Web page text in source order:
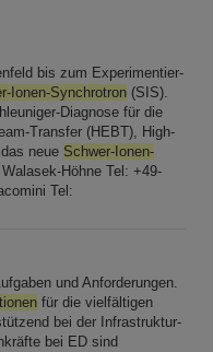
bis zum Experimentier-
Ionen-Synchrotron (SIS).
Diagnose für die
Transfer (HEBT), High-
neue Schwer-Ionen-
Höhne Tel: +49-
Tel:
und Anforderungen.
für die vielfältigen
bei der Infrastruktur-
bei ED sind